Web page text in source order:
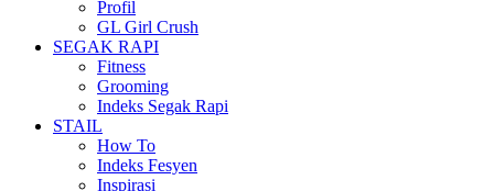
Profil
GL Girl Crush
SEGAK RAPI
Fitness
Grooming
Indeks Segak Rapi
STAIL
How To
Indeks Fesyen
Inspirasi